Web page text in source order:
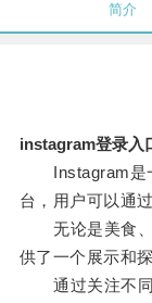
简介
instagram登录入
Instagram是一
台，用户可以通
无论是美食、
供了一个展示和
通过关注不同